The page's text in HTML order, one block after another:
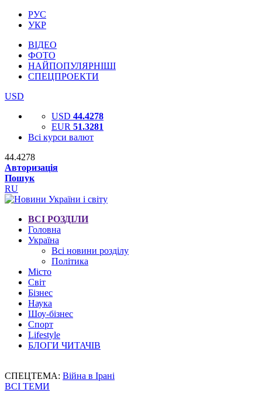
РУС
УКР
ВІДЕО
ФОТО
НАЙПОПУЛЯРНІШІ
СПЕЦПРОЕКТИ
USD
USD 44.4278
EUR 51.3281
Всі курси валют
44.4278
Авторизація
Пошук
RU
ВСІ РОЗДІЛИ
Головна
Україна
Всі новини розділу
Політика
Місто
Світ
Бізнес
Наука
Шоу-бізнес
Спорт
Lifestyle
БЛОГИ ЧИТАЧІВ
СПЕЦТЕМА: Війна в Ірані
ВСІ ТЕМИ